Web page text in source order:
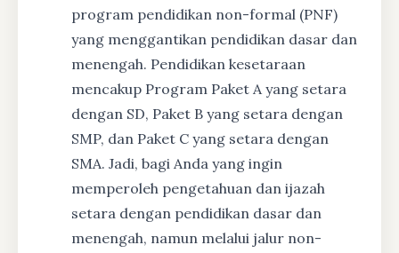
program pendidikan non-formal (PNF)
yang menggantikan pendidikan dasar dan
menengah. Pendidikan kesetaraan
mencakup Program Paket A yang setara
dengan SD, Paket B yang setara dengan
SMP, dan Paket C yang setara dengan
SMA. Jadi, bagi Anda yang ingin
memperoleh pengetahuan dan ijazah
setara dengan pendidikan dasar dan
menengah, namun melalui jalur non-